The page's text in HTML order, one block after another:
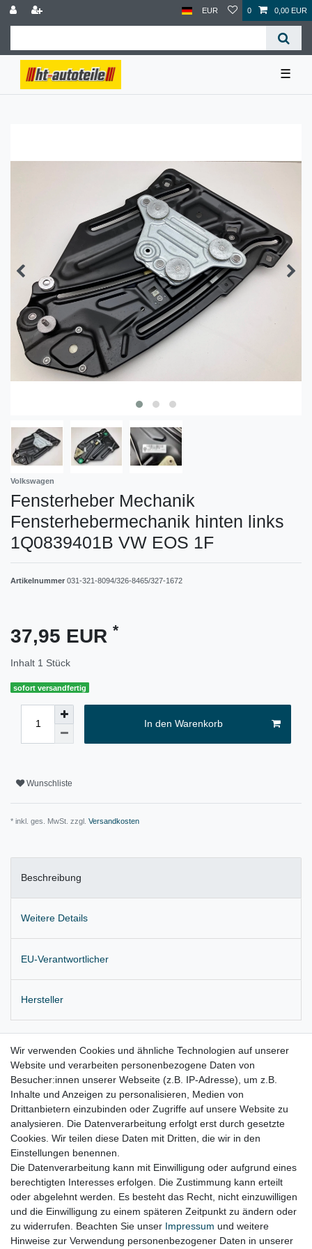
EUR 0 0,00 EUR
☰
Volkswagen
Fensterheber Mechanik
Fensterhebermechanik hinten links
1Q0839401B VW EOS 1F
Artikelnummer 031-321-8094/326-8465/327-1672
37,95 EUR *
Inhalt 1 Stück
sofort versandfertig
In den Warenkorb
Wunschliste
* inkl. ges. MwSt. zzgl. Versandkosten
Beschreibung
Weitere Details
EU-Verantwortlicher
Hersteller
Einbauposition: hinten links
Lieferung wie abgebildet
für:
VW EOS Bj. 2006 - 2015
Lieferzeit etwa 1 bis 3 Werktage
Wir verwenden Cookies und ähnliche Technologien auf unserer
Website und verarbeiten personenbezogene Daten von
Besucher:innen unserer Webseite (z.B. IP-Adresse), um z.B.
Inhalte und Anzeigen zu personalisieren, Medien von
Drittanbietern einzubinden oder Zugriffe auf unsere Website zu
analysieren. Die Datenverarbeitung erfolgt erst durch gesetzte
Cookies. Wir teilen diese Daten mit Dritten, die wir in den
Einstellungen benennen.
Die Datenverarbeitung kann mit Einwilligung oder aufgrund eines
berechtigten Interesses erfolgen. Die Zustimmung kann erteilt
oder abgelehnt werden. Es besteht das Recht, nicht einzuwilligen
und die Einwilligung zu einem späteren Zeitpunkt zu ändern oder
zu widerrufen. Beachten Sie unser Impressum und weitere
Hinweise zur Verwendung personenbezogener Daten in unserer